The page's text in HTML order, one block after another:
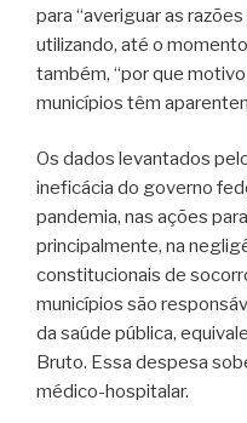
para “averiguar as
utilizando, até o
também, “por que
municípios têm
Os dados levantados
ineficácia do governo
pandemia, nas ações
principalmente, na
constitucionais de
municípios são
da saúde pública,
Bruto. Essa despesa
médico-hospitalar.